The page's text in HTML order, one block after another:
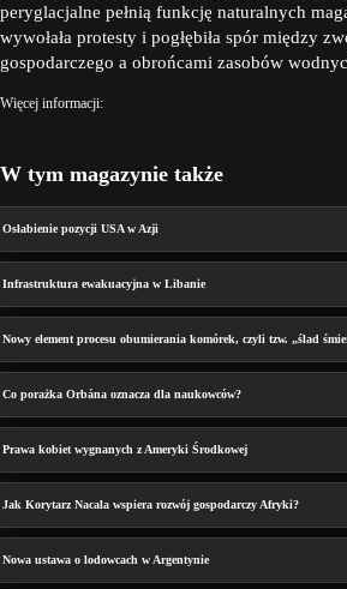
peryglacjalne pełnią funkcję naturalnych
wywołała protesty i pogłębiła spór między
gospodarczego a obrońcami zasobów
Więcej informacji:
W tym magazynie także
Osłabienie pozycji USA w Azji
Infrastruktura ewakuacyjna w Libanie
Nowy element procesu obumierania komórek, czyli tzw. „ślad
Co porażka Orbána oznacza dla naukowców?
Prawa kobiet wygnanych z Ameryki Środkowej
Jak Korytarz Nacala wspiera rozwój gospodarczy Afryki?
Nowa ustawa o lodowcach w Argentynie